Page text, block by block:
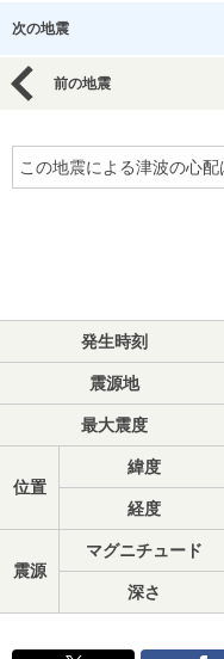
次の地震
前の地震
この地震による津波の心配
発生時刻
震源地
最大震度
位置
緯度
経度
震源
マグニチュード
深さ